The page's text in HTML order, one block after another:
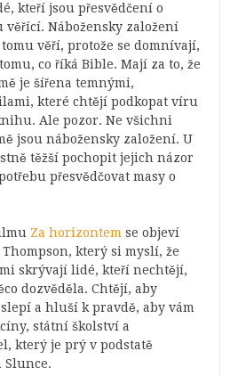
kteří jsou přesvědčení o
věřící. Nábožensky založení
věří, protože se domnívají,
co říká Bible. Mají za to, že
je šířena temnými,
které chtějí podkopat víru
Ale pozor. Ne všichni
jsou nábožensky založení. U
těžší pochopit jejich názor
přesvědčovat masy o
Za horizontem se objeví
který si myslí, že
skrývají lidé, kteří nechtějí,
dozvěděla. Chtějí, aby
a hluší k pravdě, aby vám
státní školství a
který je prý v podstatě